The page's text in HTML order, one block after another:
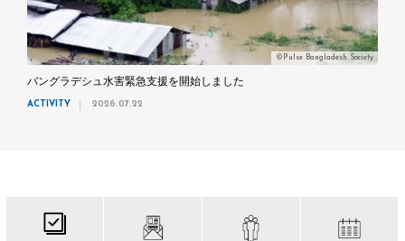
©Pulse Bangladesh Society
バングラデシュ水害緊急支援を開始しました
ACTIVITY 2026.07.22